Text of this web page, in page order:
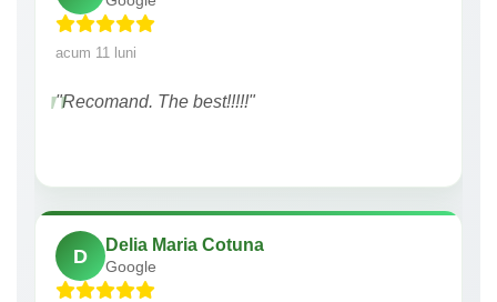
acum 11 luni
"Recomand. The best!!!!!"
D
Delia Maria Cotuna
Google